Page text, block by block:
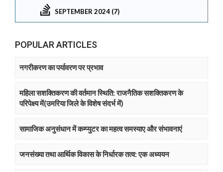
SEPTEMBER 2024 (7)
POPULAR ARTICLES
नगरीकरण का पर्यावरण पर प्रभाव
महिला सशक्तिकरण की वर्तमान स्थिति: राजनैतिक सशक्तिकरण के
परिपेक्ष्य में(उमरिया जिले के विशेष संदर्भ में)
सामाजिक अनुसंधान में कम्प्युटर का महत्व समस्याए और संभावनाएं
जनसंख्या तथा आर्थिक विकास के निर्धारक तत्व: एक अध्ययन